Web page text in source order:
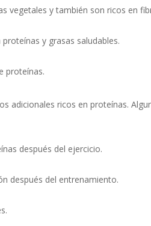
vegetales y también son ricos en
y grasas saludables.
proteínas.
adicionales ricos en proteínas.
después del ejercicio.
después del entrenamiento.